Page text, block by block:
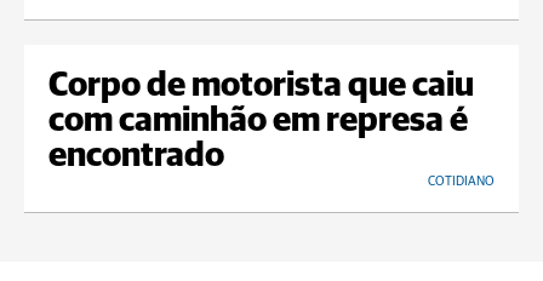
Corpo de motorista que caiu
com caminhão em represa é
encontrado
COTIDIANO